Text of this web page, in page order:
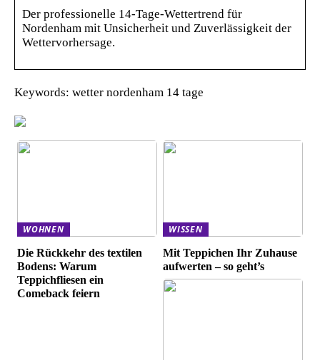
Der professionelle 14-Tage-Wettertrend für
Nordenham mit Unsicherheit und Zuverlässigkeit der
Wettervorhersage.
Keywords: wetter nordenham 14 tage
WOHNEN
Die Rückkehr des textilen
Bodens: Warum
Teppichfliesen ein
Comeback feiern
WISSEN
Mit Teppichen Ihr Zuhause
aufwerten – so geht’s